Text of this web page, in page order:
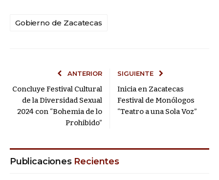
Gobierno de Zacatecas
ANTERIOR
Concluye Festival Cultural
de la Diversidad Sexual
2024 con “Bohemia de lo
Prohibido”
SIGUIENTE
Inicia en Zacatecas
Festival de Monólogos
“Teatro a una Sola Voz”
Publicaciones Recientes